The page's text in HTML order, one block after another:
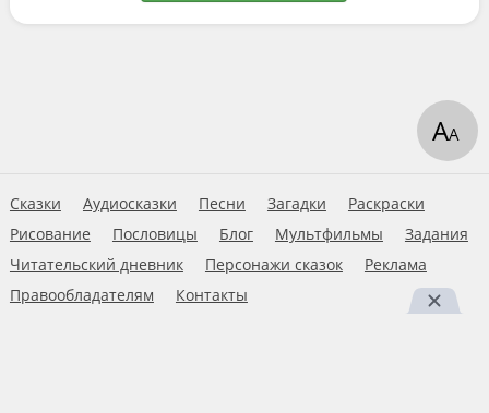
Сказки Аудиосказки Песни Загадки
Раскраски
Рисование
Пословицы Блог Мультфильмы
Задания
Читательский дневник
Персонажи сказок
Реклама
Правообладателям
Контакты
АА